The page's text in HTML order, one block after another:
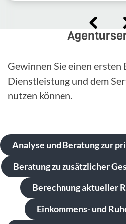
Gewinnen Sie einen
Dienstleistung und dem
nutzen können.
Analyse und Beratung zur
Beratung zu zusätzlicher
Berechnung aktueller
Einkommens- und